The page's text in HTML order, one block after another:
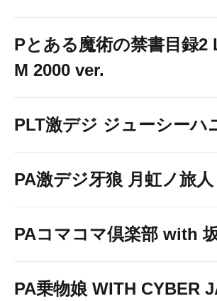
Pとある魔術の禁書目録2
M 2000 ver.
PLT激デジ ジューシーハ
PA激デジ牙狼 月虹ノ旅人
PAコマコマ倶楽部 with
PA乗物娘 WITH CYBER